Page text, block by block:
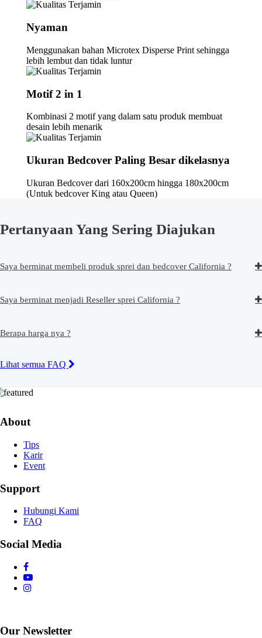
Nyaman
Menggunakan bahan Microtex Disperse Print sehingga
lebih lembut dan tidak luntur
Motif 2 in 1
Kombinasi 2 motif yang dalam satu produk membuat
desain lebih menarik
Ukuran Bedcover Paling Besar dikelasnya
Ukuran Bedcover dari 160x200cm hingga 180x200cm
(Untuk bedcover King atau Queen)
Pertanyaan Yang Sering Diajukan
Saya berminat membeli produk sprei dan bedcover California ?
Saya berminat menjadi Reseller sprei California ?
Berapa harga nya ?
Lihat semua FAQ
About
Tips
Karir
Event
Support
Hubungi Kami
FAQ
Social Media
Our Newsletter